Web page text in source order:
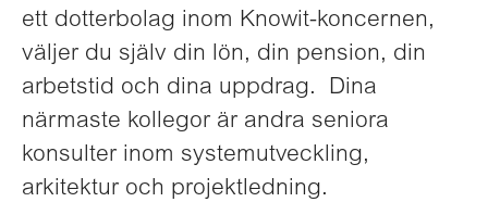
ett dotterbolag inom Knowit-koncernen,
väljer du själv din lön, din pension, din
arbetstid och dina uppdrag. Dina
närmaste kollegor är andra seniora
konsulter inom systemutveckling,
arkitektur och projektledning.